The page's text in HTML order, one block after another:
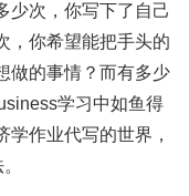
少次，你写下了自己
，你希望能把手头的
做的事情？而有多少
学习中如鱼得
作业代写的世界，